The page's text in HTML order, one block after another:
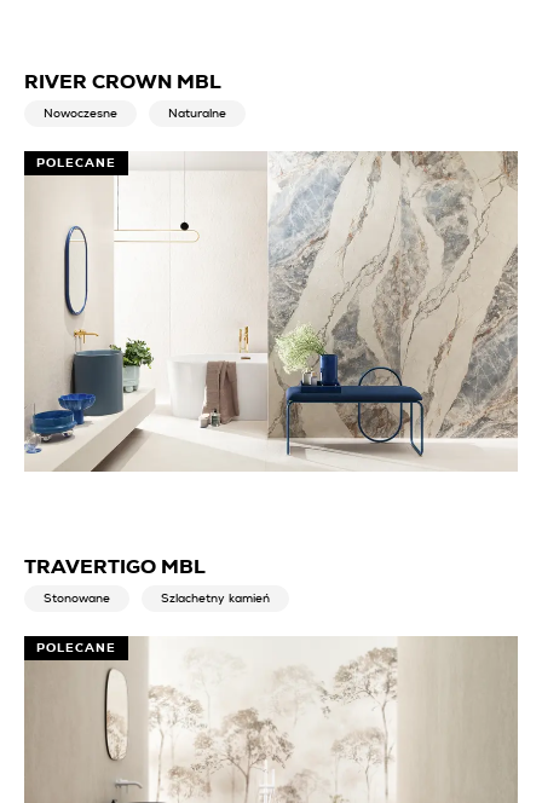
RIVER CROWN MBL
Nowoczesne Naturalne
POLECANE
TRAVERTIGO MBL
Stonowane Szlachetny kamień
POLECANE